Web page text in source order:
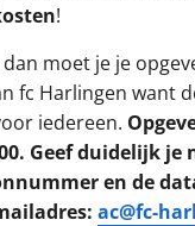
!
moet je je
fc Harlingen want
iedereen.
Geef duidelijk je
en de
ac@fc-